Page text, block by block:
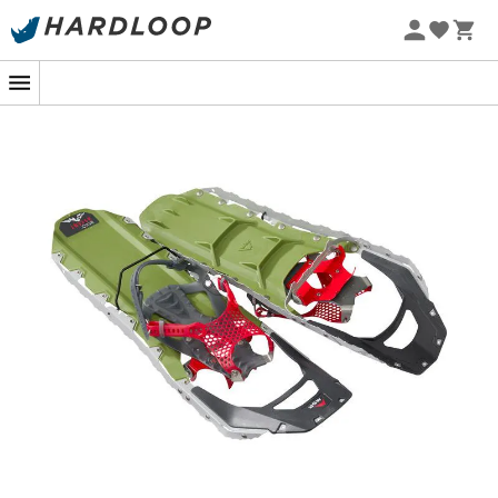
Zomeraanbiedingen 🔥 -5% EXTRA vanaf 2 producten* met
van het merkMSR. Ontworpen om je de hele
winter te vergezellen, bieden dezeMSR
Sneeuwschoeneneen grote robuustheidin ruw terrein
dankzij hunpolypropyleen dek . DeParagon™
technologiepast zich aan verschillende soorten en
maten schoenen aan, zodat je voeten volledig omsloten
en geïntegreerd zijn in deRevoAscent M25zonder
drukpunten, voor maximaal comfort tijdens je
wandelingen. Met dezeSneeuwschoenen
enkel terrein je kunnen weerstaan: de